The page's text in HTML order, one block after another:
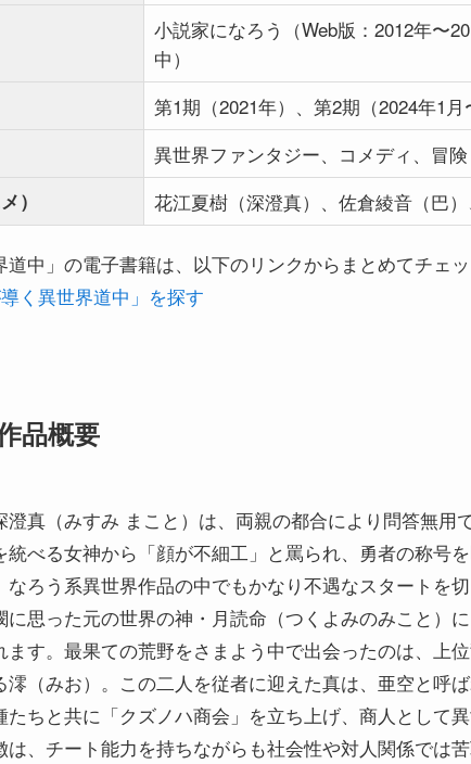
小説家になろう（Web版：2012年〜
中）
第1期（2021年）、第2期（2024年1
異世界ファンタジー、コメディ、冒険
） 花江夏樹（深澄真）、佐倉綾音（巴）
道中」の電子書籍は、以下のリンクからまとめてチェッ
く異世界道中」を探す
品概要
澄真（みすみ まこと）は、両親の都合により問答無用
統べる女神から「顔が不細工」と罵られ、勇者の称号
ろう系異世界作品の中でもかなり不遇なスタートを切
思った元の世界の神・月読命（つくよみのみこと）
ます。最果ての荒野をさまよう中で出会ったのは、上
澪（みお）。この二人を従者に迎えた真は、亜空と呼
ちと共に「クズノハ商会」を立ち上げ、商人として
は、チート能力を持ちながらも社会性や対人関係では